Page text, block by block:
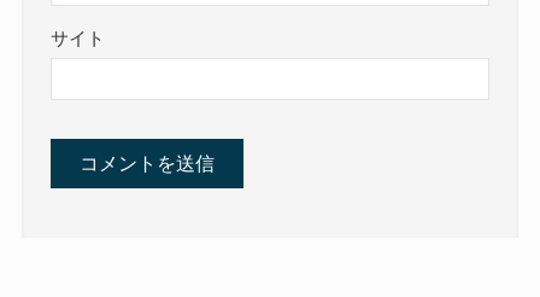
サイト